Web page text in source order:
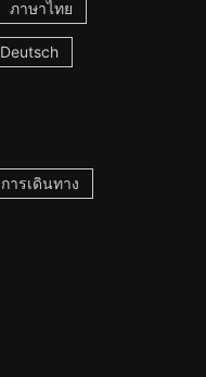
ภาษาไทย
Deutsch
การเดินทาง